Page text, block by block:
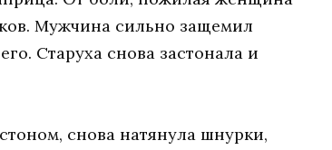
Мужчина сильно защемил
Старуха снова застонала и
снова натянула шнурки,